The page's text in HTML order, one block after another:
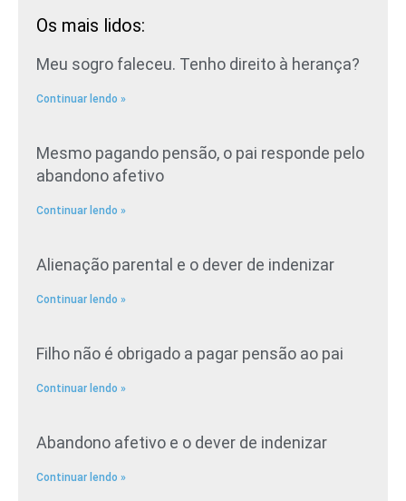
Os mais lidos:
Meu sogro faleceu. Tenho direito à herança?
Continuar lendo »
Mesmo pagando pensão, o pai responde pelo
abandono afetivo
Continuar lendo »
Alienação parental e o dever de indenizar
Continuar lendo »
Filho não é obrigado a pagar pensão ao pai
Continuar lendo »
Abandono afetivo e o dever de indenizar
Continuar lendo »